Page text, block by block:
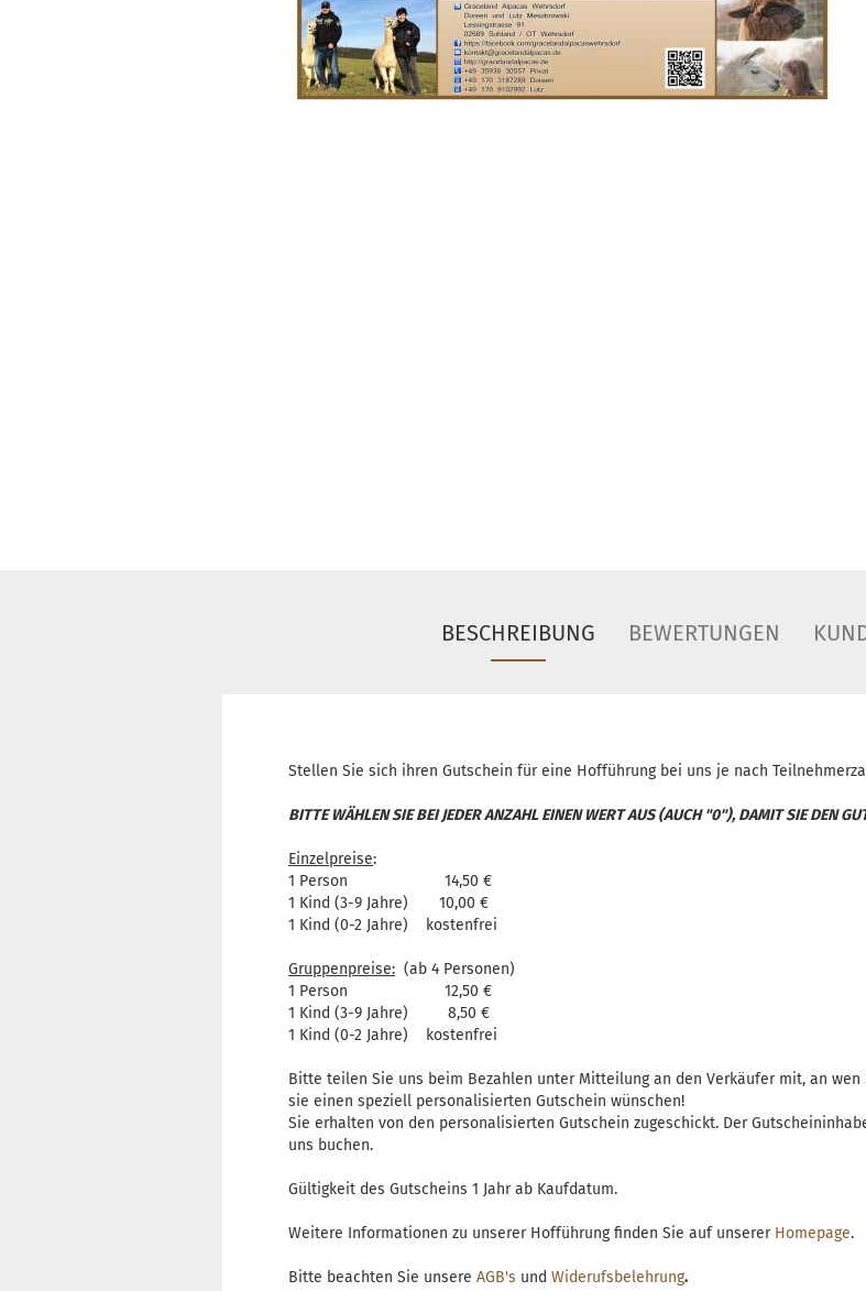
BESCHREIBUNG BEWERTUNGEN
Stellen Sie sich ihren Gutschein für eine Hofführung bei uns je nach
BITTE WÄHLEN SIE BEI JEDER ANZAHL EINEN WERT AUS (AUCH "0"), DAMIT SIE DEN
Einzelpreise:
1 Person 14,50 €
1 Kind (3-9 Jahre) 10,00 €
1 Kind (0-2 Jahre) kostenfrei
Gruppenpreise: (ab 4 Personen)
1 Person 12,50 €
1 Kind (3-9 Jahre) 8,50 €
1 Kind (0-2 Jahre) kostenfrei
Bitte teilen Sie uns beim Bezahlen unter Mitteilung an den Verkäufer mit, an
sie einen speziell personalisierten Gutschein wünschen!
Sie erhalten von den personalisierten Gutschein zugeschickt. Der
uns buchen.
Gültigkeit des Gutscheins 1 Jahr ab Kaufdatum.
Weitere Informationen zu unserer Hofführung finden Sie auf unserer Homepage.
Bitte beachten Sie unsere AGB's und Widerufsbelehrung.